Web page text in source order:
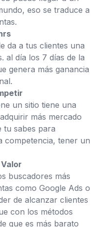
eso se traduce a
da a tus clientes una
al día los 7 días de la
genera más ganancia
un sitio tiene una
más mercado
tu sabes para
competencia, tener un
buscadores más
como Google Ads o
de alcanzar clientes
con los métodos
que es más barato